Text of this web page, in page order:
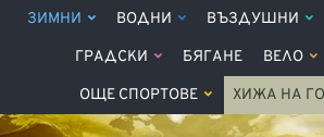
ЗИМНИ ВОДНИ ВЪЗДУШНИ
ГРАДСКИ БЯГАНЕ ВЕЛО
ОЩЕ СПОРТОВЕ ХИЖА НА